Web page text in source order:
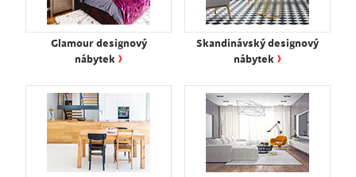
Glamour designový
nábytek ›
Skandinávský designový
nábytek ›